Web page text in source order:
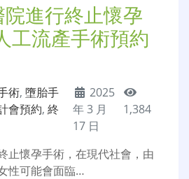
進行終止懷孕
工流產手術預約
術, 墮胎手
會預約, 終
2025
年 3 月
17 日
1,384
止懷孕手術，在現代社會，由
性可能會面臨…